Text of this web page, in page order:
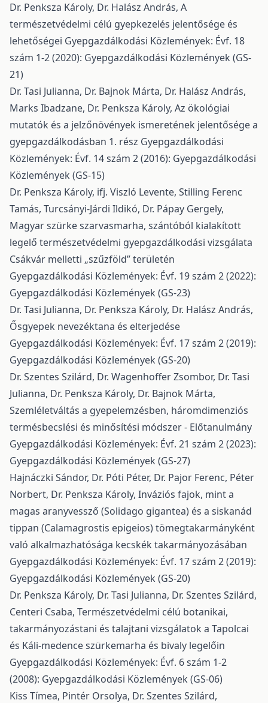
Dr. Penksza Károly, Dr. Halász András, A
természetvédelmi célú gyepkezelés jelentősége és
lehetőségei Gyepgazdálkodási Közlemények: Évf. 18
szám 1-2 (2020): Gyepgazdálkodási Közlemények (GS-
21)
Dr. Tasi Julianna, Dr. Bajnok Márta, Dr. Halász András,
Marks Ibadzane, Dr. Penksza Károly, Az ökológiai
mutatók és a jelzőnövények ismeretének jelentősége a
gyepgazdálkodásban 1. rész Gyepgazdálkodási
Közlemények: Évf. 14 szám 2 (2016): Gyepgazdálkodási
Közlemények (GS-15)
Dr. Penksza Károly, ifj. Viszló Levente, Stilling Ferenc
Tamás, Turcsányi-Járdi Ildikó, Dr. Pápay Gergely,
Magyar szürke szarvasmarha, szántóból kialakított
legelő természetvédelmi gyepgazdálkodási vizsgálata
Csákvár melletti „szűzföld” területén
Gyepgazdálkodási Közlemények: Évf. 19 szám 2 (2022):
Gyepgazdálkodási Közlemények (GS-23)
Dr. Tasi Julianna, Dr. Penksza Károly, Dr. Halász András,
Ősgyepek nevezéktana és elterjedése
Gyepgazdálkodási Közlemények: Évf. 17 szám 2 (2019):
Gyepgazdálkodási Közlemények (GS-20)
Dr. Szentes Szilárd, Dr. Wagenhoffer Zsombor, Dr. Tasi
Julianna, Dr. Penksza Károly, Dr. Bajnok Márta,
Szemléletváltás a gyepelemzésben, háromdimenziós
termésbecslési és minősítési módszer - Előtanulmány
Gyepgazdálkodási Közlemények: Évf. 21 szám 2 (2023):
Gyepgazdálkodási Közlemények (GS-27)
Hajnáczki Sándor, Dr. Póti Péter, Dr. Pajor Ferenc, Péter
Norbert, Dr. Penksza Károly, Inváziós fajok, mint a
magas aranyvessző (Solidago gigantea) és a siskanád
tippan (Calamagrostis epigeios) tömegtakarmányként
való alkalmazhatósága kecskék takarmányozásában
Gyepgazdálkodási Közlemények: Évf. 17 szám 2 (2019):
Gyepgazdálkodási Közlemények (GS-20)
Dr. Penksza Károly, Dr. Tasi Julianna, Dr. Szentes Szilárd,
Centeri Csaba, Természetvédelmi célú botanikai,
takarmányozástani és talajtani vizsgálatok a Tapolcai
és Káli-medence szürkemarha és bivaly legelőin
Gyepgazdálkodási Közlemények: Évf. 6 szám 1-2
(2008): Gyepgazdálkodási Közlemények (GS-06)
Kiss Tímea, Pintér Orsolya, Dr. Szentes Szilárd,